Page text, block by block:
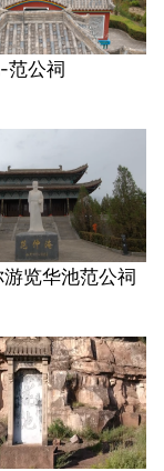
范公祠
览华池范公祠